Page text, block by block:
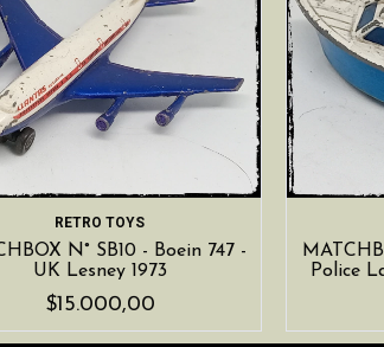
RETRO TOYS
N° SB10 - Boein 747 -
UK Lesney 1973
$15.000,00
Police